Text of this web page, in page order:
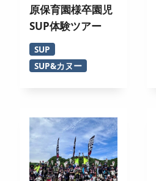
原保育園様卒園児
SUP体験ツアー
SUP
SUP&カヌー